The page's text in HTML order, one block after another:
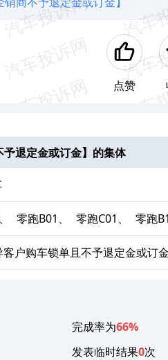
点赞
退定金或订金】的集体
零跑B01、 零跑C01、 零跑
户购车锁单且不予退定金或订金
完成率为66%
发表临时结果0次